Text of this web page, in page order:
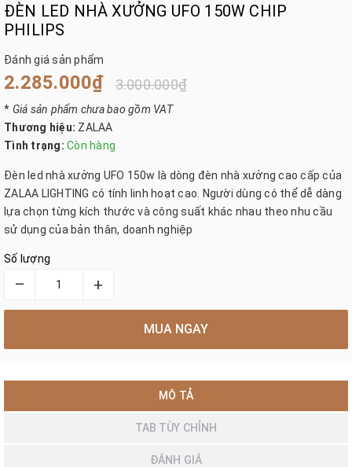
ĐÈN LED NHÀ XƯỞNG UFO 150W CHIP
PHILIPS
Đánh giá sản phẩm
2.285.000₫ 3.000.000₫
* Giá sản phẩm chưa bao gồm VAT
Thương hiệu: ZALAA
Tình trạng: Còn hàng
Đèn led nhà xưởng UFO 150w là dòng đèn nhà xưởng cao cấp của
ZALAA LIGHTING có tính linh hoạt cao. Người dùng có thể dễ dàng
lựa chọn từng kích thước và công suất khác nhau theo nhu cầu
sử dụng của bản thân, doanh nghiệp
Số lượng
– +
MUA NGAY
MÔ TẢ
TAB TÙY CHỈNH
ĐÁNH GIÁ